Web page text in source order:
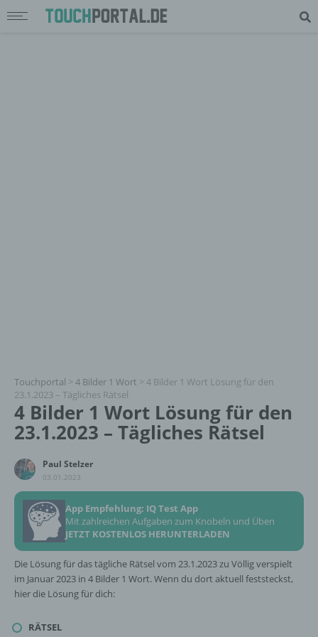
Touchportal > 4 Bilder 1 Wort > 4 Bilder 1 Wort Lösung für den
23.1.2023 – Tägliches Rätsel
4 Bilder 1 Wort Lösung für den
23.1.2023 – Tägliches Rätsel
Paul Stelzer
03.01.2023
App Empfehlung: IQ Test App
Mit zahlreichen Aufgaben zum Knobeln und Üben
JETZT KOSTENLOS HERUNTERLADEN
Die Lösung für das tägliche Rätsel vom 23.1.2023 zu Völlig verspielt
im Januar 2023 in 4 Bilder 1 Wort. Wenn du dort aktuell feststeckst,
hier die Lösung für dich:
RÄTSEL